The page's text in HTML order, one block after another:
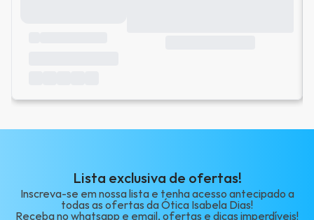
Lista exclusiva de ofertas!
Inscreva-se em nossa lista e tenha acesso antecipado a
todas as ofertas da Ótica Isabela Dias!
Receba no whatsapp e email, ofertas e dicas imperdíveis!